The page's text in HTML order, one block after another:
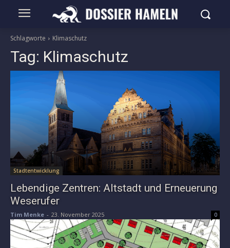
Schlagworte Klimaschutz
Tag: Klimaschutz
Stadtentwicklung
Lebendige Zentren: Altstadt und Erneuerung
Weserufer
Tim Menke - 23. November 2025 0